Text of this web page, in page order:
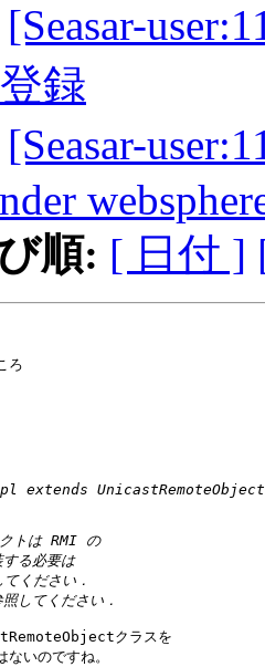
[Seasar-
録
[Seasar-
順: [ 日付 ]
ろ
クラスを
いのですね。